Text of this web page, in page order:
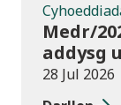
Medr/
addysg
28 Jul 2026